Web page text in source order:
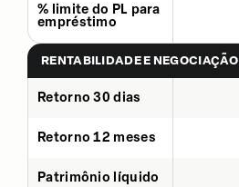
% limite do PL para
empréstimo
RENTABILIDADE E NEGOCIAÇÃO
Retorno 30 dias
Retorno 12 meses
Patrimônio líquido